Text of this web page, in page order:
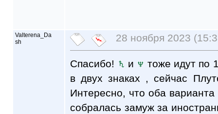
Valterena_Da
sh
28 ноября 2023
Спасибо! и
тоже идут по
в двух знаках , сейчас
Интересно, что оба
собралась замуж за